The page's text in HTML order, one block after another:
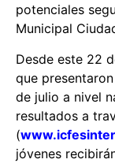
potenciales
Municipal
Desde este 22
que
de julio a nivel
resultados a
(
jóvenes